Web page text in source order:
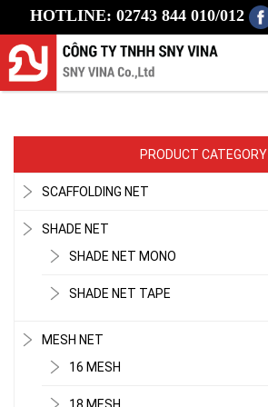
HOTLINE: 02743 844 010/012
PRODUCT CATEGORY
SCAFFOLDING NET
SHADE NET
SHADE NET MONO
SHADE NET TAPE
MESH NET
16 MESH